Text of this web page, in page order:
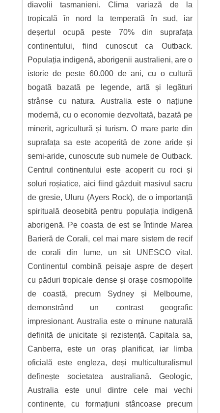
diavolii tasmanieni. Clima variază de la
tropicală în nord la temperată în sud, iar
deșertul ocupă peste 70% din suprafața
continentului, fiind cunoscut ca Outback.
Populația indigenă, aborigenii australieni, are o
istorie de peste 60.000 de ani, cu o cultură
bogată bazată pe legende, artă și legături
strânse cu natura. Australia este o națiune
modernă, cu o economie dezvoltată, bazată pe
minerit, agricultură și turism. O mare parte din
suprafața sa este acoperită de zone aride și
semi-aride, cunoscute sub numele de Outback.
Centrul continentului este acoperit cu roci și
soluri roșiatice, aici fiind găzduit masivul sacru
de gresie, Uluru (Ayers Rock), de o importanță
spirituală deosebită pentru populația indigenă
aborigenă. Pe coasta de est se întinde Marea
Barieră de Corali, cel mai mare sistem de recif
de corali din lume, un sit UNESCO vital.
Continentul combină peisaje aspre de deșert
cu păduri tropicale dense și orașe cosmopolite
de coastă, precum Sydney și Melbourne,
demonstrând un contrast geografic
impresionant. Australia este o minune naturală
definită de unicitate și rezistență. Capitala sa,
Canberra, este un oraș planificat, iar limba
oficială este engleza, deși multiculturalismul
definește societatea australiană. Geologic,
Australia este unul dintre cele mai vechi
continente, cu formațiuni stâncoase precum